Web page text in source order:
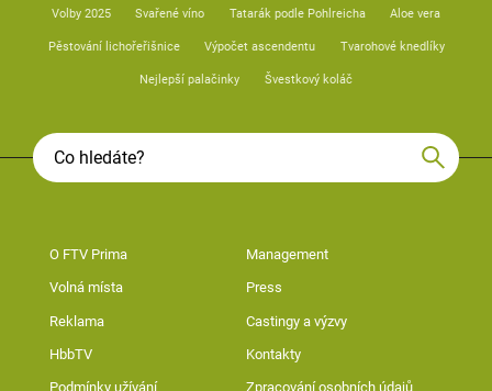
Volby 2025 Svařené víno Tatarák podle Pohlreicha Aloe vera
Pěstování lichořeřišnice Výpočet ascendentu Tvarohové knedlíky
Nejlepší palačinky Švestkový koláč
O FTV Prima Management
Volná místa Press
Reklama Castingy a výzvy
HbbTV Kontakty
Podmínky užívání Zpracování osobních údajů